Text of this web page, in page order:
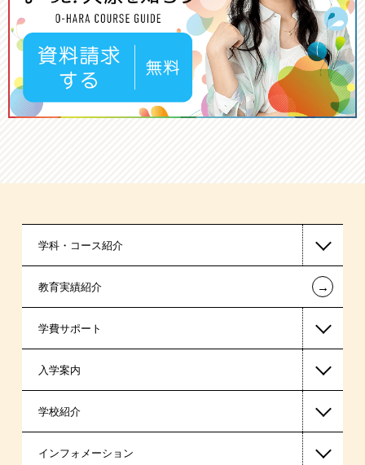
学科・コース紹介
国家公務員・地方公務員系
警察官・消防官系
税理士系
ビジネス系
医療事務系
教育実績紹介 ←
学費サポート
高等教育の修学支援新制度
日本学生支援機構の奨学金
国の教育ローン
入学案内
一般入学
AO入学
学校紹介
在校生からあなたへ
インフォメーション